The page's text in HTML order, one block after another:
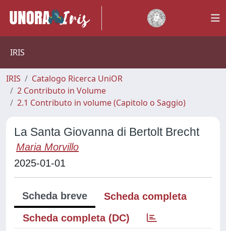
IRIS
IRIS
Catalogo Ricerca UniOR
2 Contributo in Volume
2.1 Contributo in volume (Capitolo o Saggio)
La Santa Giovanna di Bertolt Brecht
Maria Morvillo
2025-01-01
Scheda breve
Scheda completa
Scheda completa (DC)